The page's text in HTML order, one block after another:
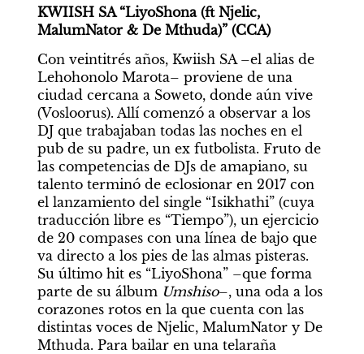
KWIISH SA “LiyoShona (ft Njelic,
MalumNator & De Mthuda)” (CCA)
Con veintitrés años, Kwiish SA –el alias de
Lehohonolo Marota– proviene de una
ciudad cercana a Soweto, donde aún vive
(Vosloorus). Allí comenzó a observar a los
DJ que trabajaban todas las noches en el
pub de su padre, un ex futbolista. Fruto de
las competencias de DJs de amapiano, su
talento terminó de eclosionar en 2017 con
el lanzamiento del single “Isikhathi” (cuya
traducción libre es “Tiempo”), un ejercicio
de 20 compases con una línea de bajo que
va directo a los pies de las almas pisteras.
Su último hit es “LiyoShona” –que forma
parte de su álbum Umshiso–, una oda a los
corazones rotos en la que cuenta con las
distintas voces de Njelic, MalumNator y De
Mthuda. Para bailar en una telaraña